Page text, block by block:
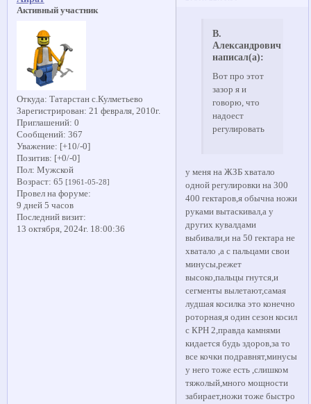
Активный участник
Откуда: Татарстан с.Кулметьево
Зарегистрирован: 21 февраля, 2010г.
Приглашений: 0
Сообщений: 367
Уважение: [+10/-0]
Позитив: [+0/-0]
Пол: Мужской
Возраст: 65 [1961-05-28]
Провел на форуме:
9 дней 5 часов
Последний визит:
13 октября, 2024г. 18:00:36
В.
Александрович
написал(а):
Вот про этот
зазор я и
говорю, что
надоест
регулировать
у меня на ЖЗБ хватало
одной регулировки на 300
400 гектаров,я обычна ножи
руками вытаскивал,а у
других кувалдами
выбивали,и на 50 гектара не
хватало ,а с пальцами свои
минусы,режет
высоко,пальцы гнутся,и
сегменты вылетают,самая
лудшая косилка это конечно
роторная,я один сезон косил
с КРН 2,правда камнями
кидается будь здоров,за то
все кочки подравнят,минусы
у него тоже есть ,слишком
тяжолый,много мощности
забирает,ножи тоже быстро